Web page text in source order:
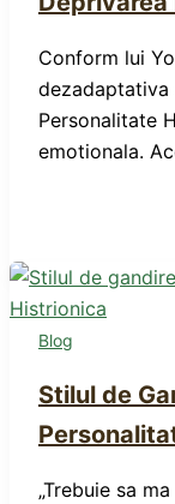
Conform lui
dezadaptativa
Personalitate
emotionala.
Blog
Stilul de
„Trebuie sa